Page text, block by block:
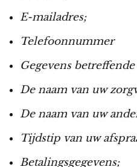
E-mailadres;
Telefoonnummer
Gegevens
De naam van uw
De naam van uw
Tijdstip van uw
Betalingsgegevens;